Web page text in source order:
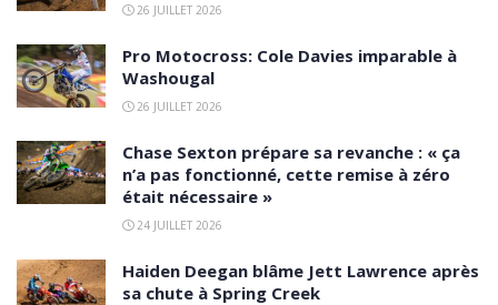
26 JUILLET 2026
Pro Motocross: Cole Davies imparable à
Washougal
26 JUILLET 2026
Chase Sexton prépare sa revanche : « ça
n’a pas fonctionné, cette remise à zéro
était nécessaire »
24 JUILLET 2026
Haiden Deegan blâme Jett Lawrence après
sa chute à Spring Creek